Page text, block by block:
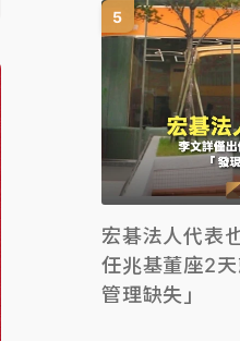
宏碁法人代表
任兆基董座2
管理缺失」